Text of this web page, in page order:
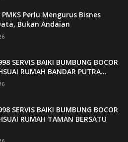
Perlu Mengurus Bisnes
Bukan Andaian
SERVIS BAIKI BUMBUNG BOCOR
RUMAH BANDAR PUTRA...
SERVIS BAIKI BUMBUNG BOCOR
RUMAH TAMAN BERSATU